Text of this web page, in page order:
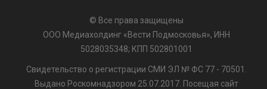
© Все права защищены
ООО Медиахолдинг «Вести Подмосковья», ИНН
5028035348; КПП 502801001
Свидетельство о регистрации СМИ ЭЛ № ФС 77 - 70501.
Выдано Роскомнадзором 25.07.2017. Посещая сайт